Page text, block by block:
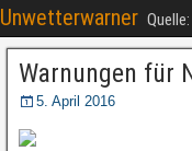
Unwetterwarner
Warnungen für
5. April 2016